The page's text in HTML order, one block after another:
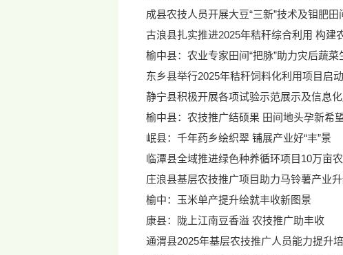
成县农技人员开展大豆“三新”技术及钼肥
古浪县扎实推进2025年秸秆综合利用 构建
榆中县：农业专家田间“把脉”助力灾后蔬菜
东乡县举行2025年秸秆饲料化利用项目启
静宁县积极开展各项试验示范展示及信息
榆中县：农技推广结硕果 田间地头孕新希
岷县：千年药乡绘织翠 铺展产业好“丰”景
临潭县全域推进绿色种养循环项目10万亩
庄浪县基层农技推广项目助力马铃薯产业
榆中：玉米单产提升绘就丰收新图景
康县：陇上江南豆香溢 农技推广助丰收
通渭县2025年基层农技推广人员能力提升